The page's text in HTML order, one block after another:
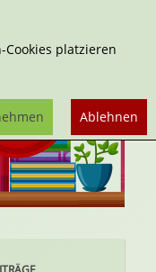
platzieren
Ablehnen